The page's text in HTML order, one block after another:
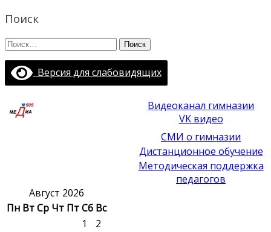
Поиск
Найти:
Версия для слабовидящих
Видеоканал гимназии
VK видео
СМИ о гимназии
Дистанционное обучение
Методическая поддержка
педагогов
Август 2026
Пн ВтСр Чт ПтСб Вс
1
2